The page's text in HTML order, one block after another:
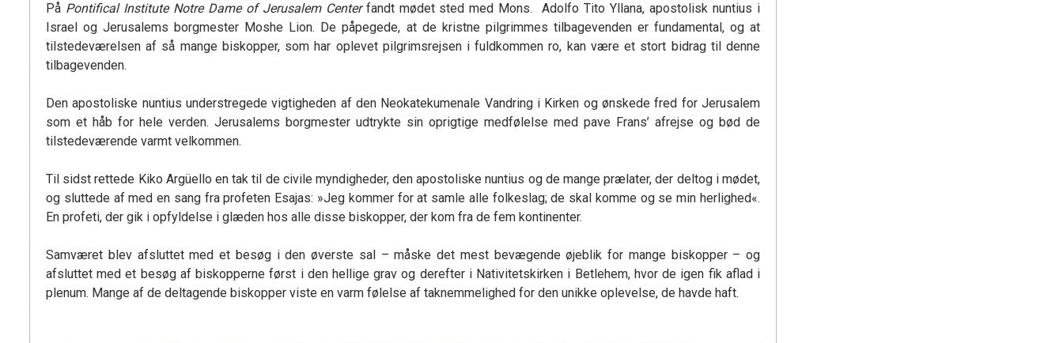
På Pontifical Institute Notre Dame of Jerusalem Centerfandt mødet sted med Mons. Adolfo Tito Yllana, apostolisk nuntius i
Israel og Jerusalems borgmester Moshe Lion. De påpegede, at de kristne pilgrimmes tilbagevenden er fundamental, og at
tilstedeværelsen af så mange biskopper, som har oplevet pilgrimsrejsen i fuldkommen ro, kan være et stort bidrag til denne
tilbagevenden.
Den apostoliske nuntius understregede vigtigheden af den Neokatekumenale Vandring i Kirken og ønskede fred for Jerusalem
som et håb for hele verden. Jerusalems borgmester udtrykte sin oprigtige medfølelse med pave Frans’ afrejse og bød de
tilstedeværende varmt velkommen.
Til sidst rettede Kiko Argüello en tak til de civile myndigheder, den apostoliske nuntius og de mange prælater, der deltog i mødet,
og sluttede af med en sang fra profeten Esajas: »Jeg kommer for at samle alle folkeslag; de skal komme og se min herlighed«.
En profeti, der gik i opfyldelse i glæden hos alle disse biskopper, der kom fra de fem kontinenter.
Samværet blev afsluttet med et besøg i den øverste sal – måske det mest bevægende øjeblik for mange biskopper – og
afsluttet med et besøg af biskopperne først i den hellige grav og derefter i Nativitetskirken i Betlehem, hvor de igen fik aflad i
plenum. Mange af de deltagende biskopper viste en varm følelse af taknemmelighed for den unikke oplevelse, de havde haft.